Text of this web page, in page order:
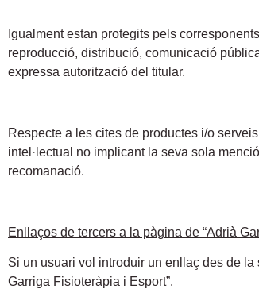
Igualment estan protegits pels
reproducció, distribució, comunicació
expressa autorització del titular.
Respecte a les cites de productes i/o
intel·lectual no implicant la seva sola
recomanació.
Enllaços de tercers a la pàgina de “Adrià
Si un usuari vol introduir un enllaç des de la
Garriga Fisioteràpia i Esport”.